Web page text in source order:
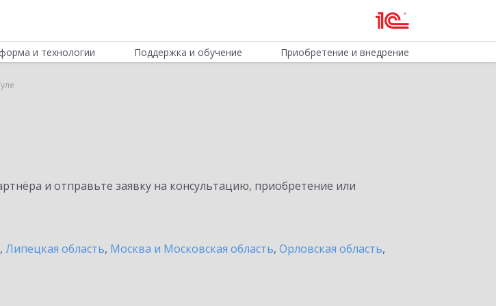
и технологии Поддержка и обучение Приобретение и внедрение
и отправьте заявку на консультацию, приобретение или
, Липецкая область, Москва и Московская область, Орловская область,